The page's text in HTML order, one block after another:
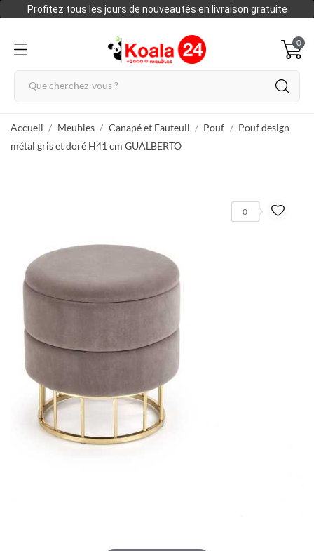
Profitez tous les jours de nouveautés en livraison gratuite
0
Accueil Meubles Canapé et Fauteuil Pouf
Pouf design
métal gris et doré H41 cm GUALBERTO
0